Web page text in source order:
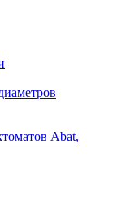
Abat,